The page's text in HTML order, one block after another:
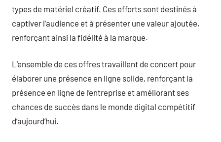
types de matériel créatif. Ces efforts sont destinés à
captiver l’audience et à présenter une valeur ajoutée,
renforçant ainsi la fidélité à la marque.
L’ensemble de ces offres travaillent de concert pour
élaborer une présence en ligne solide, renforçant la
présence en ligne de l’entreprise et améliorant ses
chances de succès dans le monde digital compétitif
d’aujourd’hui.